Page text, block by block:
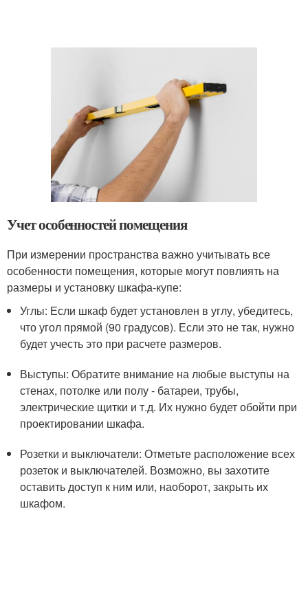
Учет особенностей помещения
При измерении пространства важно учитывать все
особенности помещения, которые могут повлиять на
размеры и установку шкафа-купе:
Углы: Если шкаф будет установлен в углу, убедитесь,
что угол прямой (90 градусов). Если это не так, нужно
будет учесть это при расчете размеров.
Выступы: Обратите внимание на любые выступы на
стенах, потолке или полу - батареи, трубы,
электрические щитки и т.д. Их нужно будет обойти при
проектировании шкафа.
Розетки и выключатели: Отметьте расположение всех
розеток и выключателей. Возможно, вы захотите
оставить доступ к ним или, наоборот, закрыть их
шкафом.